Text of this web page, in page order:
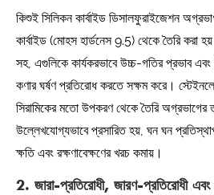
কিশুই সিলিকন কার্বাইড ডিসালফুরাইজেশন
কার্বাইড (মোহস হার্ডনেস 9.5) থেকে তৈরি
সহ, এগুলিকে কার্যকরভাবে উচ্চ-গতির প্রভাব
কণার ঘর্ষণ প্রতিরোধ করতে সক্ষম করে।
সিরামিকের মতো উপকরণ থেকে তৈরি অগ্রভাগের
উল্লেখযোগ্যভাবে প্রসারিত হয়, ঘন ঘন
ক্ষতি এবং রক্ষণাবেক্ষণের খরচ কমায়।
2. জারা-প্রতিরোধী, জারণ-প্রতিরোধী এবং